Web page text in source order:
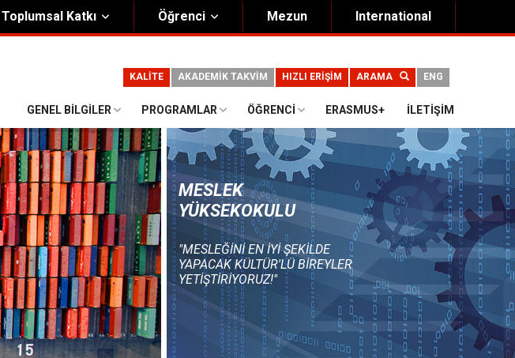
Stratejik Plan
Eğiticinin Eğitimi Programı
Bilgi Güvenliği
Politikalar
Toplumsal Katkı Öğrenci Mezun International
ENG
ARAMA
HIZLI ERİŞİM
AKADEMİK TAKVİM
KALİTE
GENEL BILGILER PROGRAMLAR ÖĞRENCI ERASMUS+ İLETIŞIM
MESLEK
YÜKSEKOKULU
"MESLEĞINI EN IYI ŞEKILDE
YAPACAK KÜLTÜR'LÜ BIREYLER
YETIŞTIRIYORUZ!"